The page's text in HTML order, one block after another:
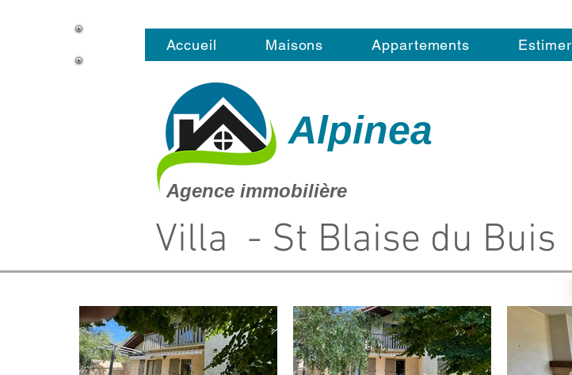
Accueil Maisons Appartements Estimer
Alpinea
Agence immobilière
Villa - St Blaise du Buis